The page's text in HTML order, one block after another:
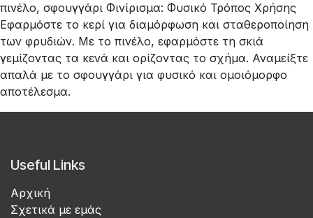
πινέλο, σφουγγάρι Φινίρισμα: Φυσικό Τρόπος Χρήσης
Εφαρμόστε το κερί για διαμόρφωση και σταθεροποίηση
των φρυδιών. Με το πινέλο, εφαρμόστε τη σκιά
γεμίζοντας τα κενά και ορίζοντας το σχήμα. Αναμείξτε
απαλά με το σφουγγάρι για φυσικό και ομοιόμορφο
αποτέλεσμα.
Useful Links
Αρχική
Σχετικά με εμάς